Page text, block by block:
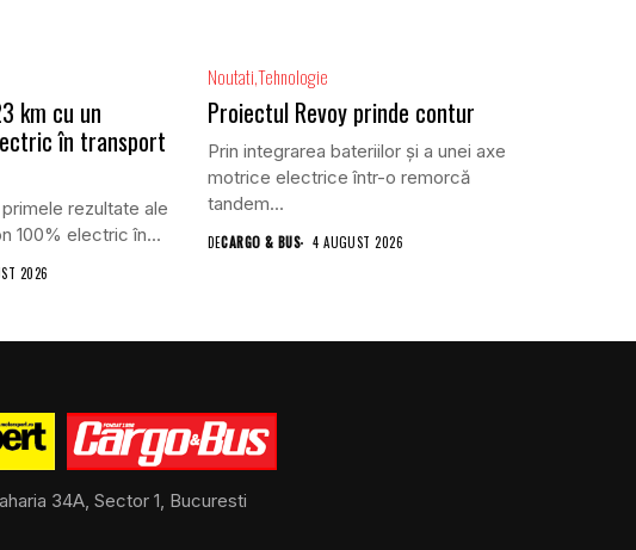
km cu un
în transport
rezultate ale
100% electric în...
2026
NoutatiTehnologie
Proiectul Revoy prinde contur
Prin integrarea bateriilor și a unei axe
motrice electrice într-o remorcă
tandem...
DECARGO & BUS 4 AUGUST 2026
34A, Sector 1, Bucuresti